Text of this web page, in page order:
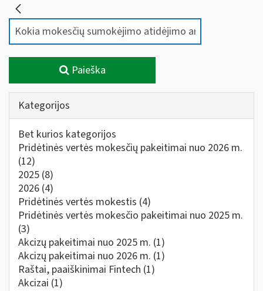
Paieška
Kategorijos
Bet kurios kategorijos
Pridėtinės vertės mokesčių pakeitimai nuo 2026 m.
(12)
2025 (8)
2026 (4)
Pridėtinės vertės mokestis (4)
Pridėtinės vertės mokesčio pakeitimai nuo 2025 m.
(3)
Akcizų pakeitimai nuo 2025 m. (1)
Akcizų pakeitimai nuo 2026 m. (1)
Raštai, paaiškinimai Fintech (1)
Akcizai (1)